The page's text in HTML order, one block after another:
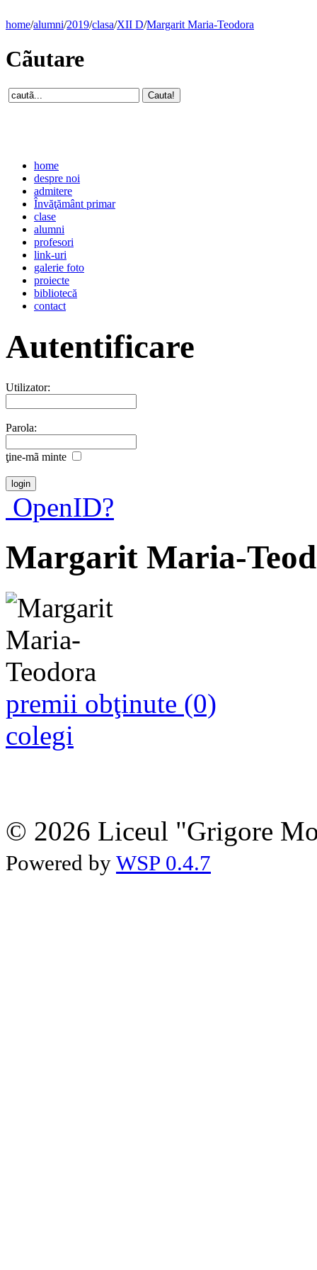
home/alumni/2019/clasa/XII D/Margarit Maria-Teodora
Cãutare
home
despre noi
admitere
Învăţământ primar
clase
alumni
profesori
link-uri
galerie foto
proiecte
bibliotecă
contact
Autentificare
Utilizator:
Parola:
ţine-mã minte
OpenID?
Margarit Maria-
premii obţinute (0)
colegi
© 2026 Liceul "Grigore
Powered by WSP 0.4.7